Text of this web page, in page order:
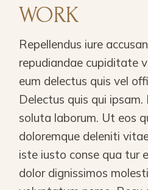
WORK
Repellendus iure
repudiandae cupiditate
eum delectus quis vel
Delectus quis qui
soluta laborum. Ut eos
doloremque deleniti
iste iusto conse qua tur
dolor dignissimos